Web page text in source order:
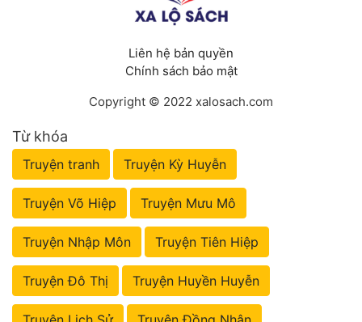
Liên hệ bản quyền
Chính sách bảo mật
Copyright © 2022 xalosach.com
Từ khóa
Truyện tranh Truyện Kỳ Huyễn
Truyện Võ Hiệp Truyện Mưu Mô
Truyện Nhập Môn Truyện Tiên Hiệp
Truyện Đô Thị Truyện Huyền Huyễn